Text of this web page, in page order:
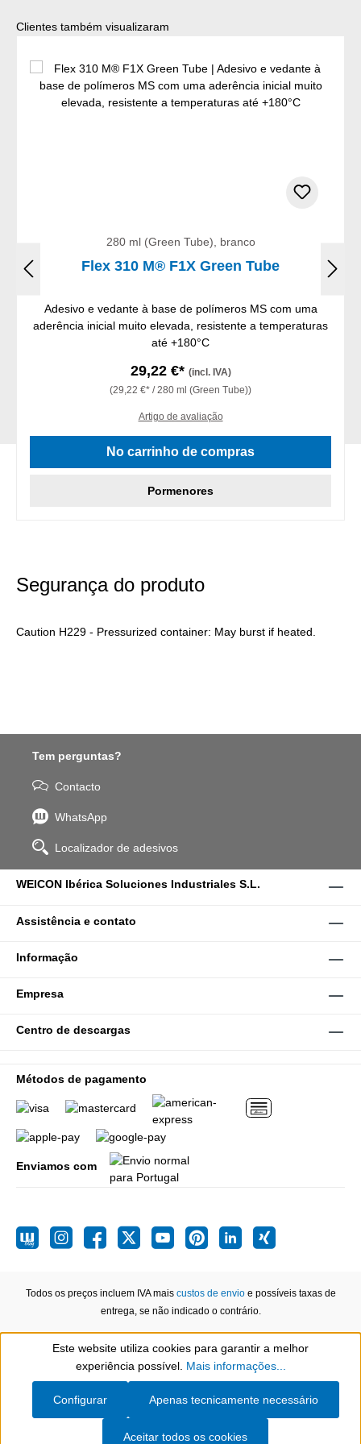
Ignorar a galeria de produtos
Clientes também visualizaram
280 ml (Green Tube), branco
Flex 310 M® F1X Green Tube
Adesivo e vedante à base de polímeros MS com uma
aderência inicial muito elevada, resistente a temperaturas
até +180°C
29,22 €* (incl. IVA)
(29,22 €* / 280 ml (Green Tube))
Artigo de avaliação
No carrinho de compras
Pormenores
Segurança do produto
Caution H229 - Pressurized container: May burst if heated.
Tem perguntas?
Contacto
WhatsApp
Localizador de adesivos
WEICON Ibérica Soluciones Industriales S.L.
Assistência e contato
Informação
Empresa
Centro de descargas
Métodos de pagamento
Enviamos com
Todos os preços incluem IVA mais custos de envioe possíveis taxas de
entrega, se não indicado o contrário.
Show toolbar
Este website utiliza cookies para garantir a melhor
experiência possível. Mais informações...
Apenas tecnicamente necessário
Configurar
Aceitar todos os cookies